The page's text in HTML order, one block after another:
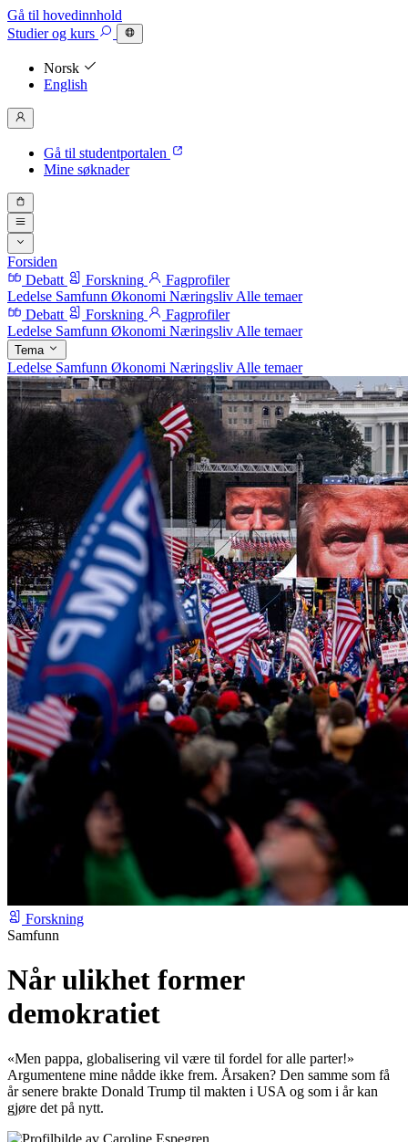
Gå til hovedinnhold
Studierog kurs
Norsk
English
Gå til studentportalen
Mine søknader
Forsiden
Debatt
Forskning
Fagprofiler
Ledelse Samfunn Økonomi Næringsliv Alle temaer
Debatt
Forskning
Fagprofiler
Ledelse Samfunn Økonomi Næringsliv Alle temaer
Tema
Ledelse Samfunn Økonomi Næringsliv Alle temaer
Forskning
Samfunn
Når ulikhet former
demokratiet
«Men pappa, globalisering vil være til fordel for alle parter!»
Argumentene mine nådde ikke frem. Årsaken? Den samme som få
år senere brakte Donald Trump til makten i USA og som i år kan
gjøre det på nytt.